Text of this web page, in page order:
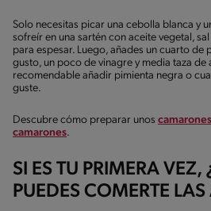
Solo necesitas picar una cebolla blanca y
sofreír en una sartén con aceite vegetal,
para espesar. Luego, añades un cuarto de
gusto, un poco de vinagre y media taza de
recomendable añadir pimienta negra o
guste.
Descubre cómo preparar unos
camarones.
SI ES TU PRIMERA
PUEDES COMERTE LAS